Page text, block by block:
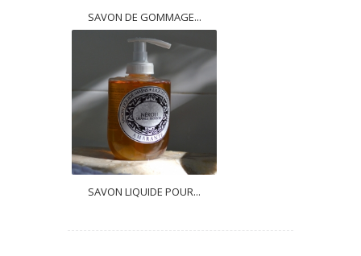
SAVON DE GOMMAGE...
SAVON LIQUIDE POUR...